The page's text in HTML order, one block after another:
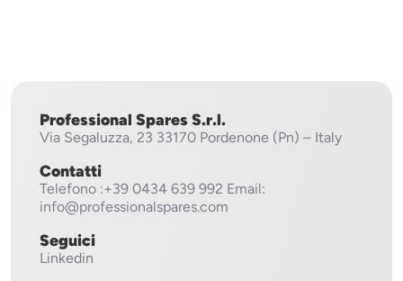
Professional Spares S.r.l.
Via Segaluzza, 23 33170 Pordenone (Pn) – Italy
Contatti
Telefono :+39 0434 639 992 Email:
info@professionalspares.com
Seguici
Linkedin